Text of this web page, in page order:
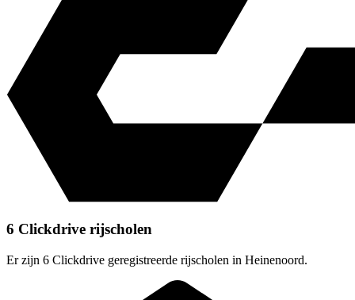
6 Clickdrive rijscholen
Er zijn 6 Clickdrive geregistreerde rijscholen in Heinenoord.